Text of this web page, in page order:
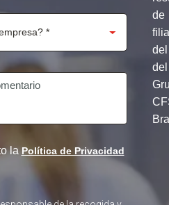
de
del
del
laPolítica de Privacidad